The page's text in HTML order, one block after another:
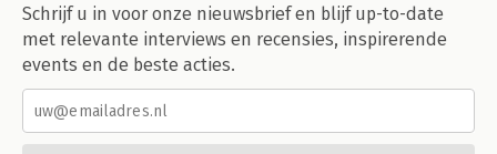
Schrijf u in voor onze nieuwsbrief en blijf up-to-date
met relevante interviews en recensies, inspirerende
events en de beste acties.